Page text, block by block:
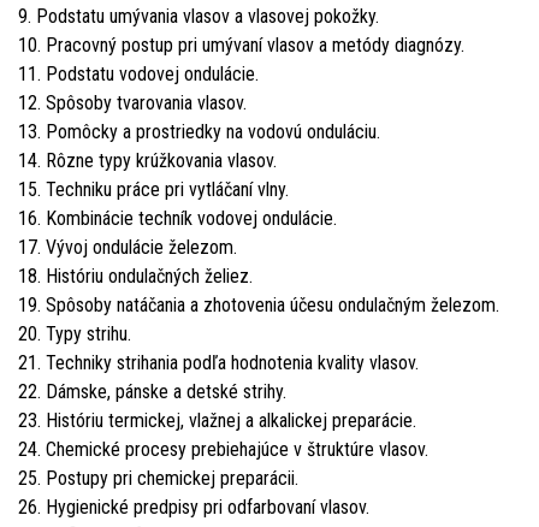
9. Podstatu umývania vlasov a vlasovej pokožky.
10. Pracovný postup pri umývaní vlasov a metódy diagnózy.
11. Podstatu vodovej ondulácie.
12. Spôsoby tvarovania vlasov.
13. Pomôcky a prostriedky na vodovú onduláciu.
14. Rôzne typy krúžkovania vlasov.
15. Techniku práce pri vytláčaní vlny.
16. Kombinácie techník vodovej ondulácie.
17. Vývoj ondulácie železom.
18. Históriu ondulačných želiez.
19. Spôsoby natáčania a zhotovenia účesu ondulačným železom.
20. Typy strihu.
21. Techniky strihania podľa hodnotenia kvality vlasov.
22. Dámske, pánske a detské strihy.
23. Históriu termickej, vlažnej a alkalickej preparácie.
24. Chemické procesy prebiehajúce v štruktúre vlasov.
25. Postupy pri chemickej preparácii.
26. Hygienické predpisy pri odfarbovaní vlasov.